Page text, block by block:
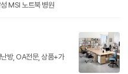
MSI 노트북 병원
방, OA전문, 상품+가